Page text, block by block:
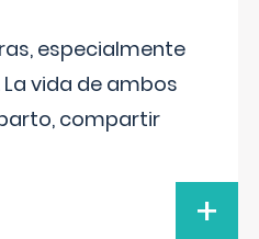
especialmente
vida de ambos
compartir
+